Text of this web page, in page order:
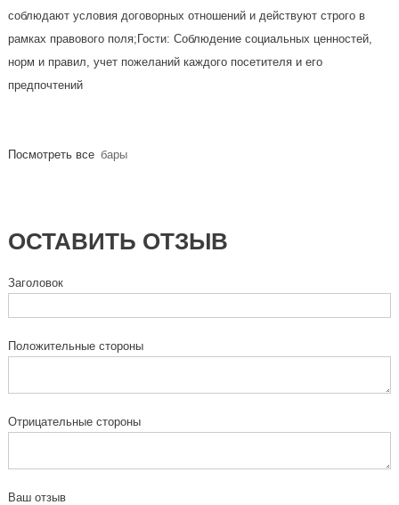
соблюдают условия договорных отношений и действуют строго в
рамках правового поля;Гости: Соблюдение социальных ценностей,
норм и правил, учет пожеланий каждого посетителя и его
предпочтений
Посмотреть все бары
ОСТАВИТЬ ОТЗЫВ
Заголовок
Положительные стороны
Отрицательные стороны
Ваш отзыв